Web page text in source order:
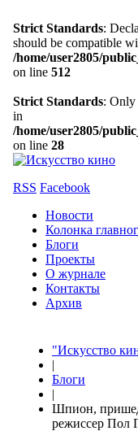
Strict Standards:
should be compatible
/home/user2805/
on line 512
Strict Standards: Only
in
/home/user2805/
on line 28
RSS Facebook
Новости
Колонка
Блоги
Проекты
О журнале
Контакты
Архив
"Искусство
|
Блоги
|
Шпион,
режиссер Пол